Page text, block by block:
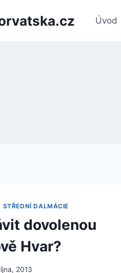
Úvod
STŘEDNÍ DALMÁCIE
dovolenou
Hvar?
2013